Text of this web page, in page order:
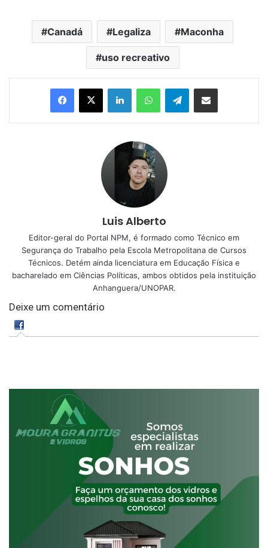
Canadá Legaliza Maconha
uso recreativo
Telegram
Luis Alberto
Editor-geral do Portal NPM, é formado como Técnico em
Segurança do Trabalho pela Escola Metropolitana de Cursos
Técnicos. Detém ainda licenciatura em Educação Física e
bacharelado em Ciências Políticas, ambos obtidos pela instituição
Anhanguera/UNOPAR.
Deixe um comentário